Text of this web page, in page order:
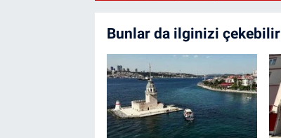
Bunlar da ilginizi çekebilir